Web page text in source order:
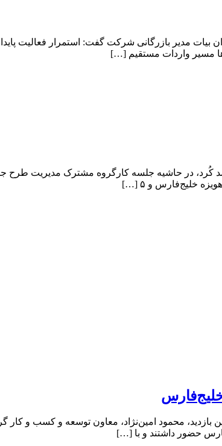
مدیر بازرگانی شرکت گفت: استمرار فعالیت
مسیر واردات مستقیم […]
کُرد، در حاشیه جلسه کارگروه مشترک مدیریت
محمود امین‌نژاد، معاون توسعه و کسب و کار
حضور داشتند و با […]